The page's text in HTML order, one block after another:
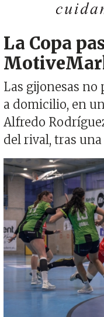
La Copa
Las gijonesas no
a domicilio, en
Alfredo
del rival, tras
Imagen